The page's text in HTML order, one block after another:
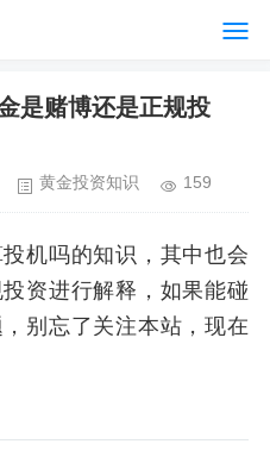
是赌博还是正规投
黄金投资知识 159
机吗的知识，其中也会
资进行解释，如果能碰
别忘了关注本站，现在